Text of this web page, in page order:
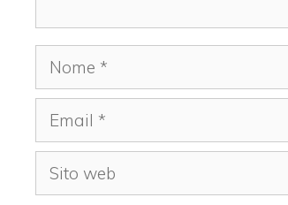
Nome
Email
Sito
web